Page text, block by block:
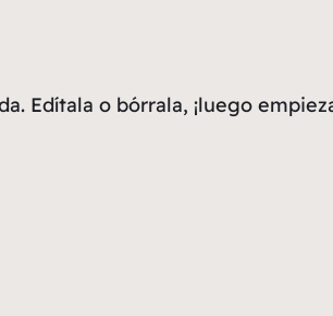
Edítala o bórrala, ¡luego